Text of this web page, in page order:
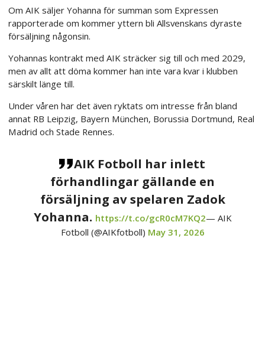
Om AIK säljer Yohanna för summan som Expressen
rapporterade om kommer yttern bli Allsvenskans dyraste
försäljning någonsin.
Yohannas kontrakt med AIK sträcker sig till och med 2029,
men av allt att döma kommer han inte vara kvar i klubben
särskilt länge till.
Under våren har det även ryktats om intresse från bland
annat RB Leipzig, Bayern München, Borussia Dortmund, Real
Madrid och Stade Rennes.
AIK Fotboll har inlett
förhandlingar gällande en
försäljning av spelaren Zadok
Yohanna. https://t.co/gcR0cM7KQ2— AIK
Fotboll (@AIKfotboll) May 31, 2026